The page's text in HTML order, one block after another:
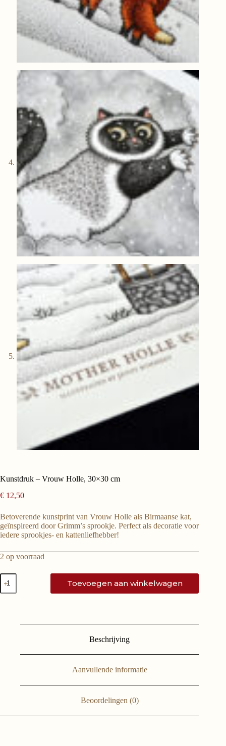
Kunstdruk – Vrouw Holle, 30×30 cm
€ 12,50
Betoverende kunstprint van Vrouw Holle als Birmaanse kat,
geïnspireerd door Grimm’s sprookje. Perfect als decoratie voor
iedere sprookjes- en kattenliefhebber!
2 op voorraad
Toevoegen aan winkelwagen
Beschrijving
Aanvullende informatie
Beoordelingen (0)